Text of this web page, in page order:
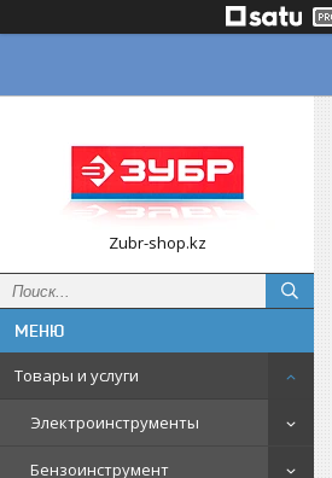
Zubr-shop.kz
Товары и услуги
Электроинструменты
Бензоинструмент